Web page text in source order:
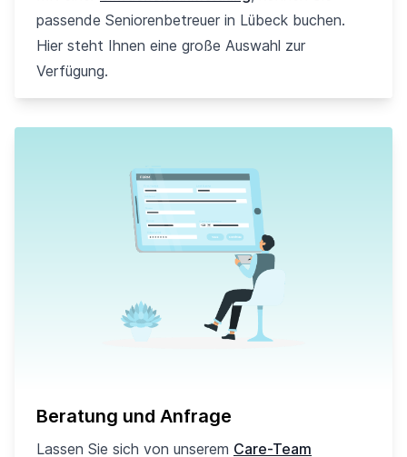
passende Seniorenbetreuer in Lübeck buchen.
Hier steht Ihnen eine große Auswahl zur
Verfügung.
Beratung und Anfrage
Lassen Sie sich von unserem Care-Team